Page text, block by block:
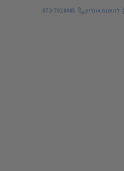
להזמנה אונליין 073-7020405